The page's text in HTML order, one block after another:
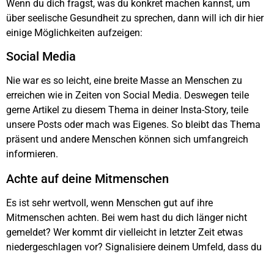
Wenn du dich fragst, was du konkret machen kannst, um
über seelische Gesundheit zu sprechen, dann will ich dir hier
einige Möglichkeiten aufzeigen:
Social Media
Nie war es so leicht, eine breite Masse an Menschen zu
erreichen wie in Zeiten von Social Media. Deswegen teile
gerne Artikel zu diesem Thema in deiner Insta-Story, teile
unsere Posts oder mach was Eigenes. So bleibt das Thema
präsent und andere Menschen können sich umfangreich
informieren.
Achte auf deine Mitmenschen
Es ist sehr wertvoll, wenn Menschen gut auf ihre
Mitmenschen achten. Bei wem hast du dich länger nicht
gemeldet? Wer kommt dir vielleicht in letzter Zeit etwas
niedergeschlagen vor? Signalisiere deinem Umfeld, dass du